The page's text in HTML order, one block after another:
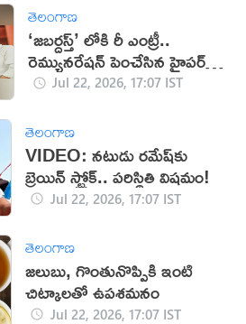
తెలంగాణ
‘జబర్దస్త్’ లోకి రీ ఎంట్రీ..
రెమ్యునరేషన్ పెంచేసిన హైపర్
ఆది!Jul 22, 2026, 17:07 IST
తెలంగాణ
VIDEO: నటుడు రమేష్‌‌కు
బ్రెయిన్ స్ట్రోక్.. పరిస్థితి విషమం!
Jul 22, 2026, 17:07 IST
తెలంగాణ
జలుబు, గొంతునొప్పికి ఇంటి
చిట్కాలతో ఉపశమనం
Jul 22, 2026, 17:07 IST